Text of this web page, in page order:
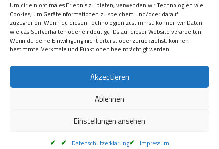
Um dir ein optimales Erlebnis zu bieten, verwenden wir Technologien wie
Cookies, um Geräteinformationen zu speichern und/oder darauf
zuzugreifen. Wenn du diesen Technologien zustimmst, können wir Daten
wie das Surfverhalten oder eindeutige IDs auf dieser Website verarbeiten.
Wenn du deine Einwilligung nicht erteilst oder zurückziehst, können
bestimmte Merkmale und Funktionen beeinträchtigt werden.
Akzeptieren
Ablehnen
Einstellungen ansehen
Datenschutzerklärung Impressum
Kauf auf Rechung
Klarna
American Express